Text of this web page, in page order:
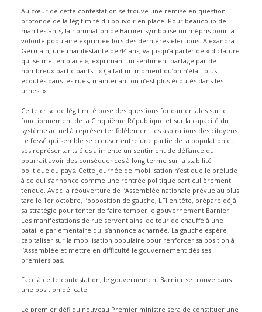
Au cœur de cette contestation se trouve une remise en question
profonde de la légitimité du pouvoir en place. Pour beaucoup de
manifestants, la nomination de Barnier symbolise un mépris pour la
volonté populaire exprimée lors des dernières élections. Alexandra
Germain, une manifestante de 44 ans, va jusqu’à parler de « dictature
qui se met en place », exprimant un sentiment partagé par de
nombreux participants : « Ça fait un moment qu’on n’était plus
écoutés dans les rues, maintenant on n’est plus écoutés dans les
urnes. »
Cette crise de légitimité pose des questions fondamentales sur le
fonctionnement de la Cinquième République et sur la capacité du
système actuel à représenter fidèlement les aspirations des citoyens.
Le fossé qui semble se creuser entre une partie de la population et
ses représentants élus alimente un sentiment de défiance qui
pourrait avoir des conséquences à long terme sur la stabilité
politique du pays. Cette journée de mobilisation n’est que le prélude
à ce qui s’annonce comme une rentrée politique particulièrement
tendue. Avec la réouverture de l’Assemblée nationale prévue au plus
tard le 1er octobre, l’opposition de gauche, LFI en tête, prépare déjà
sa stratégie pour tenter de faire tomber le gouvernement Barnier.
Les manifestations de rue servent ainsi de tour de chauffe à une
bataille parlementaire qui s’annonce acharnée. La gauche espère
capitaliser sur la mobilisation populaire pour renforcer sa position à
l’Assemblée et mettre en difficulté le gouvernement dès ses
premiers pas.
Face à cette contestation, le gouvernement Barnier se trouve dans
une position délicate.
Le premier défi du nouveau Premier ministre sera de constituer une